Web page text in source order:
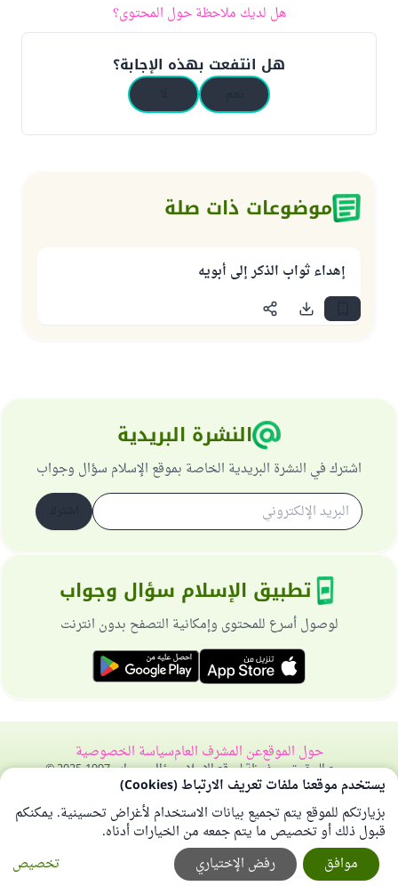
هل لديك ملاحظة حول المحتوى؟
هل انتفعت بهذه الإجابة؟
موضوعات ذات صلة
إهداء ثواب الذكر إلى أبويه
النشرة البريدية
اشترك في النشرة البريدية الخاصة بموقع الإسلام سؤال وجواب
تطبيق الإسلام سؤال وجواب
لوصول أسرع للمحتوى وإمكانية التصفح بدون انترنت
حول الموقععن المشرف العامسياسة الخصوصية
جميع الحقوق محفوظة لموقع الإسلام سؤال وجواب 1997-2025 ©
يستخدم موقعنا ملفات تعريف الارتباط (Cookies)
بزيارتكم للموقع يتم تجميع بيانات الاستخدام لأغراض تحسينية. يمكنكم
قبول ذلك أو تخصيص ما يتم جمعه من الخيارات أدناه.
تخصيص
رفض الإختياري موافق